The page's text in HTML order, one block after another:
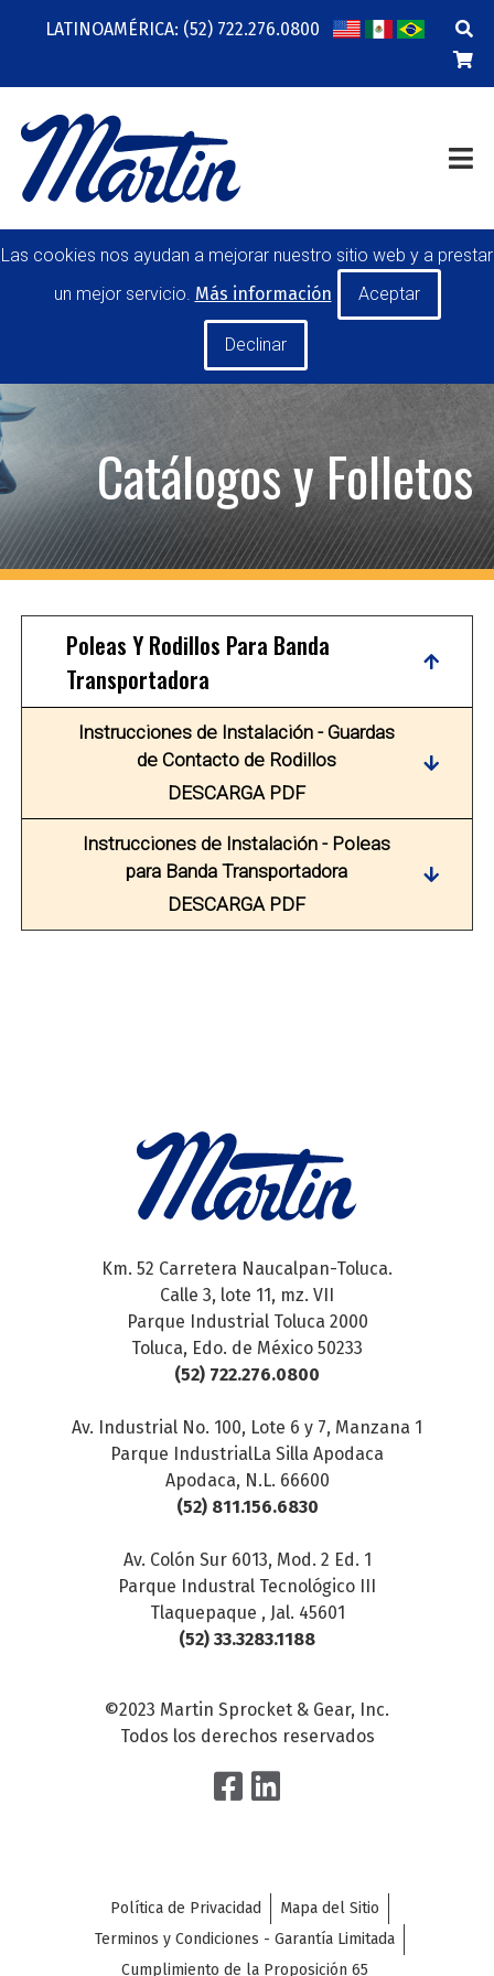
LATINOAMÉRICA: (52) 722.276.0800
RECURSOS
ENTRENAMIENTO EN LÍNEA
CONTACTO
TRANSMISIÓN DE POTENCIA
MANEJO DE MATERIALES
TRANSPORTADORA
HERRAMIENTAS DE MANO
FABRICACIONES ESPECIALES
MI CUENTA
CARRERA PROFESIONAL
SOLICITAR UNA COTIZACIÓN
Las cookies nos ayudan a mejorar nuestro sitio web y a prestar
un mejor servicio. Más información
Catálogos y Folletos
Poleas Y Rodillos Para Banda
Transportadora
Instrucciones de Instalación - Guardas
de Contacto de Rodillos
DESCARGA PDF
Instrucciones de Instalación - Poleas
para Banda Transportadora
DESCARGA PDF
Km. 52 Carretera Naucalpan-Toluca.
Calle 3, lote 11, mz. VII
Parque Industrial Toluca 2000
Toluca, Edo. de México 50233
(52) 722.276.0800
Av. Industrial No. 100, Lote 6 y 7, Manzana 1
Parque IndustrialLa Silla Apodaca
Apodaca, N.L. 66600
(52) 811.156.6830
Av. Colón Sur 6013, Mod. 2 Ed. 1
Parque Industral Tecnológico III
Tlaquepaque , Jal. 45601
(52) 33.3283.1188
©2023 Martin Sprocket & Gear, Inc.
Todos los derechos reservados
Política de Privacidad
Mapa del Sitio
Terminos y Condiciones - Garantía Limitada
Cumplimiento de la Proposición 65